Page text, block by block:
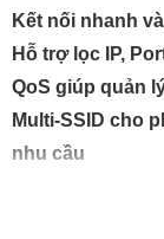
Kết nối nhanh
Hỗ trợ lọc IP,
QoS giúp quản
Multi-SSID cho
nhu cầu